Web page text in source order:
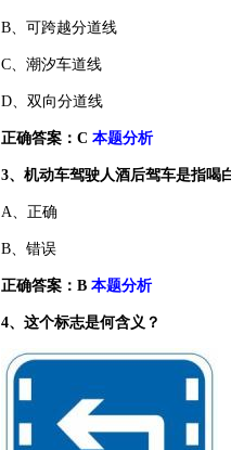
B、可跨越分道线
C、潮汐车道线
D、双向分道线
正确答案：C 本题分析
3、机动车驾驶人酒后驾车是指喝
A、正确
B、错误
正确答案：B 本题分析
4、这个标志是何含义？